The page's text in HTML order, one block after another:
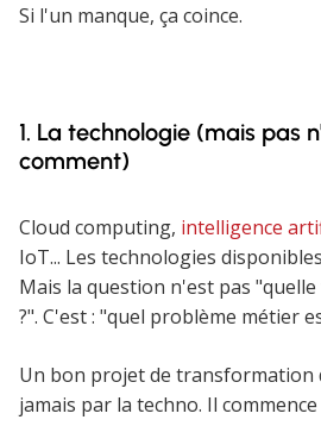
Si l'un manque, ça coince.
1. La technologie (mais pas
comment)
Cloud computing, intelligence
IoT... Les technologies
Mais la question n'est pas
?". C'est : "quel problème métier
Un bon projet de transformation
jamais par la techno. Il